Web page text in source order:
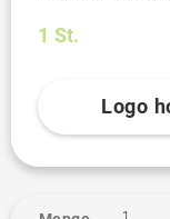
1 St.
Logo